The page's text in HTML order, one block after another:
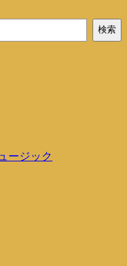
検索
ージック